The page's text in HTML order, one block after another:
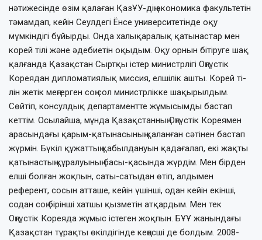
нәтижесінде өзім қа­лаған ҚазҰУ-дің экономика факуль­те­тін
тәмамдап, кейін Сеулдегі Ёнсе уни­вер­­­­ситетінде оқу
мүмкіндігі бұйырды. Он­да халықаралық қатынастар мен
корей тілі және әдебиетін оқыдым. Оқу орнын бі­тіруге шақ
қалғанда Қазақстан Сыртқы іс­тер министрлігі Оңтүстік
Кореядан дип­ломатиялық миссия, елшілік ашты. Корей ті­
лін жетік меңгерген соң сол министр­лікке шақырылдым.
Сөйтіп, консулдық департаментте жұмысымды бастап
кеттім. Осылайша, мұнда Қа­зақстанның Оңтүстік Кореямен
ара­сын­дағы қарым-қатынасы­ның қаланған сә­тінен бастап
жүрмін. Бүкіл құжаттың қа­былдануын қадағалап, екі жақты
қатынастың құралуы­ның басы-қасында жүрдім. Мен бірден
елші болған жоқпын, саты-сатыдан өтіп, алдымен
референт, сосын атташе, кейін үшінші, одан кейін екінші,
содан соң бірінші хатшы қызметін атқардым. Мен тек
Оңтүстік Кореяда жұмыс істеген жоқ­пын. БҰҰ жанындағы
Қазақстан тұрақты өкіл­дігінде кеңесші де болдым. 2008-